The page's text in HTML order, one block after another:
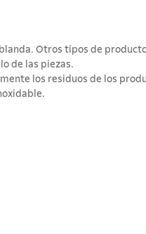
Otros tipos de
de las piezas.
los residuos de los